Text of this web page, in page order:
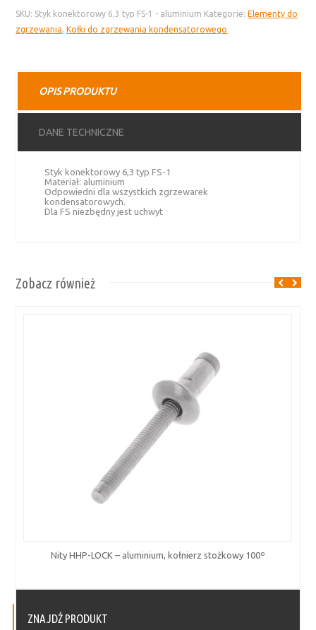
6,3
typ
aluminium
SKU: Styk konektorowy 6,3 typ FS-1 - aluminium Kategorie:Elementy do
zgrzewania,Kołki do zgrzewania kondensatorowego
OPIS PRODUKTU
DANE TECHNICZNE
Styk konektorowy 6,3 typ FS-1
Materiał: aluminium
Odpowiedni dla wszystkich zgrzewarek
kondensatorowych.
Dla FS niezbędny jest uchwyt
Zobacz również
Nity HHP-LOCK – aluminium, kołnierz stożkowy 100º
ZNAJDŹ PRODUKT